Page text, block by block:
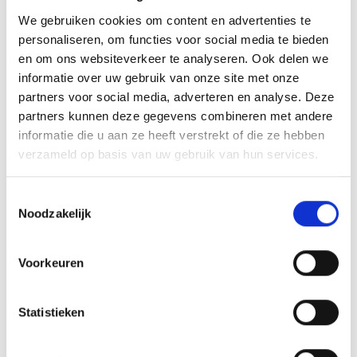
We gebruiken cookies om content en advertenties te
personaliseren, om functies voor social media te bieden
en om ons websiteverkeer te analyseren. Ook delen we
informatie over uw gebruik van onze site met onze
partners voor social media, adverteren en analyse. Deze
partners kunnen deze gegevens combineren met andere
informatie die u aan ze heeft verstrekt of die ze hebben
verzameld op basis van uw gebruik van hun services.
Noodzakelijk
Voorkeuren
Statistieken
mantelzorger aanvragen.
Verder lezen
Leestijd: 1 min